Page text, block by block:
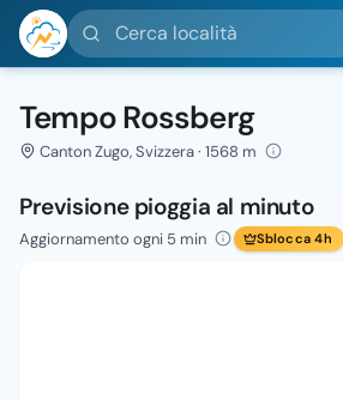
Cerca località
Tempo Rossberg
Canton Zugo, Svizzera · 1568 m
Previsione pioggia al minuto
Aggiornamento ogni 5 min Sblocca 4h